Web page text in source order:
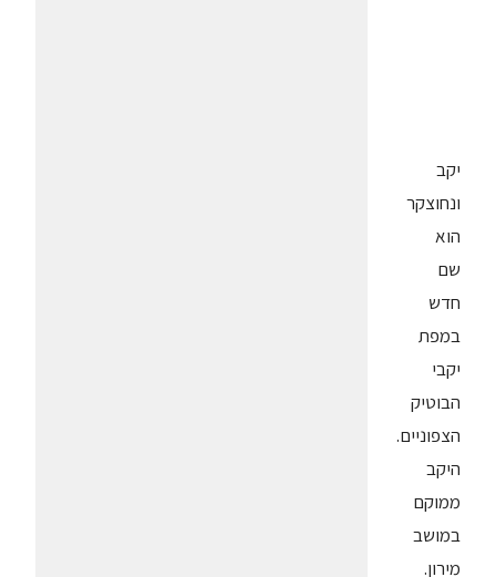
יקב
ונחוצקר
הוא
שם
חדש
במפת
יקבי
הבוטיק
הצפוניים.
היקב
ממוקם
במושב
מירון.